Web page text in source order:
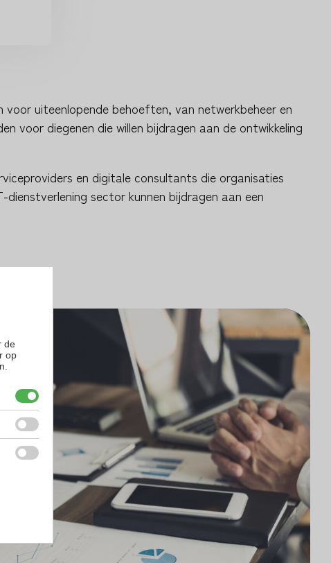
uiteenlopende behoeften, van netwerkbeheer en
voor diegenen die willen bijdragen aan de ontwikkeling
en digitale consultants die organisaties
sector kunnen bijdragen aan een
de
op